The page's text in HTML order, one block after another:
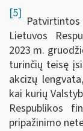
[5]
Lietuvos
2023 m.
turinčių teisę
akcizų
kai kurių
Respublikos
pripažinimo